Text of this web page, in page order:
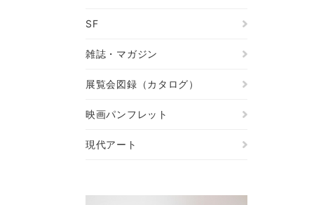
SF
雑誌・マガジン
展覧会図録（カタログ）
映画パンフレット
現代アート